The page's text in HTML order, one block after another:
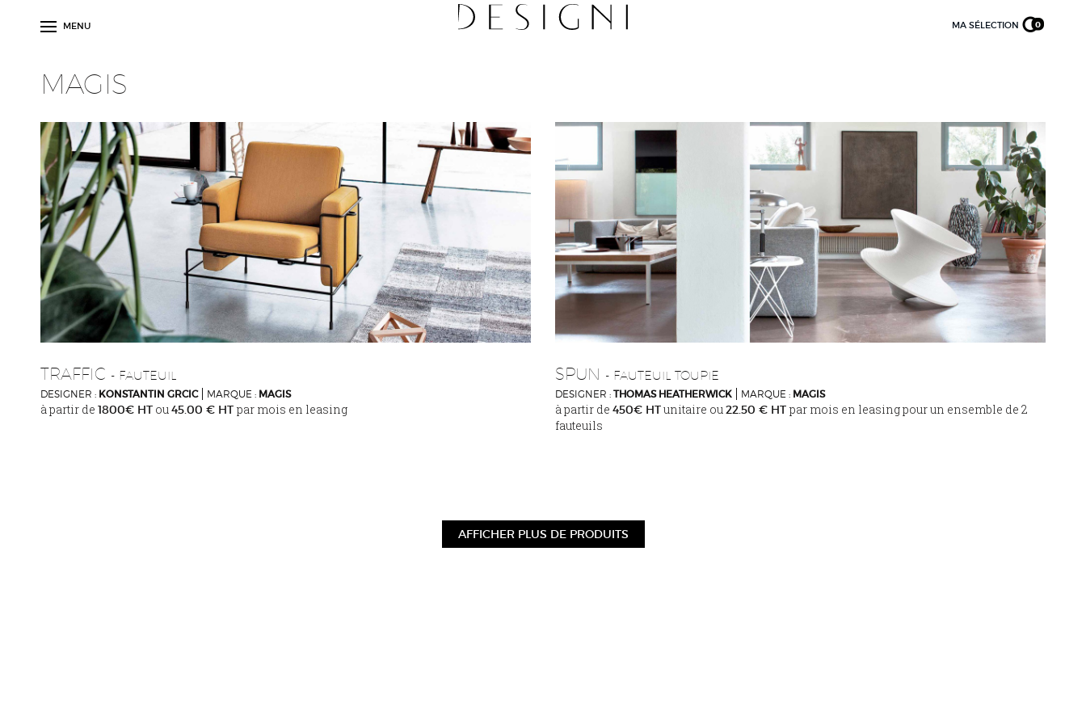
MENU MA SÉLECTION 0
MAGIS
TRAFFIC - FAUTEUIL
DESIGNER : KONSTANTIN GRCIC MARQUE : MAGIS
à partir de 1800€ HT ou 45.00 € HT par mois en leasing
SPUN - FAUTEUIL TOUPIE
DESIGNER : THOMAS HEATHERWICK MARQUE : MAGIS
à partir de 450€ HTunitaire ou 22.50 € HT par mois en leasing pour un ensemble de 2
fauteuils
AFFICHER PLUS DE PRODUITS